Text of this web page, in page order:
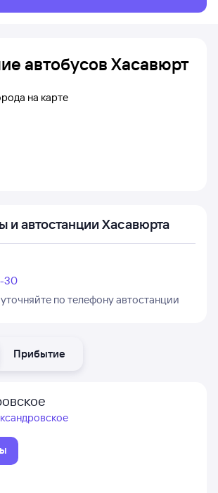
Прибытие
автобусов Хасавюрт
на карте
и автостанции Хасавюрта
30
уточняйте по телефону автостанции